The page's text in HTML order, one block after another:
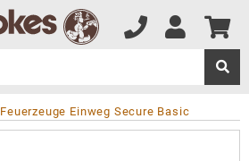
Feuerzeuge Einweg Secure Basic